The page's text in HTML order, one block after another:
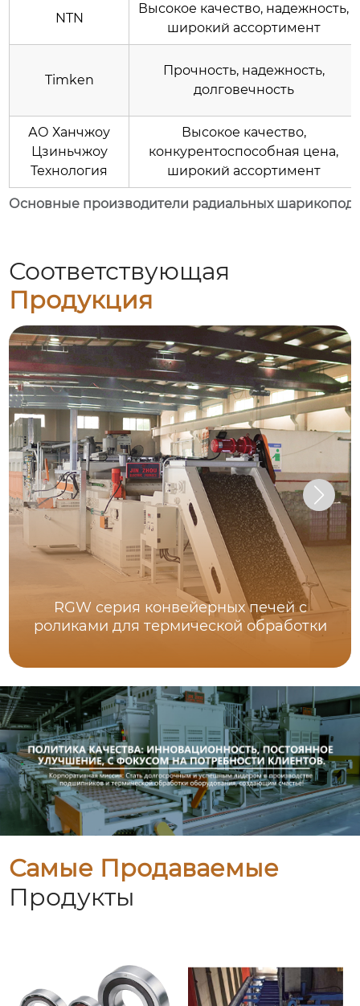
Основные производители радиальных
NTN
Высокое качество, надежность,
широкий ассортимент
Timken
Прочность, надежность,
долговечность
АО Ханчжоу
Цзиньчжоу
Технология
Высокое качество,
конкурентоспособная цена,
широкий ассортимент
Соответствующая
Продукция
RGW серия конвейерных печей с
роликами для термической обработки
Самые Продаваемые
Продукты